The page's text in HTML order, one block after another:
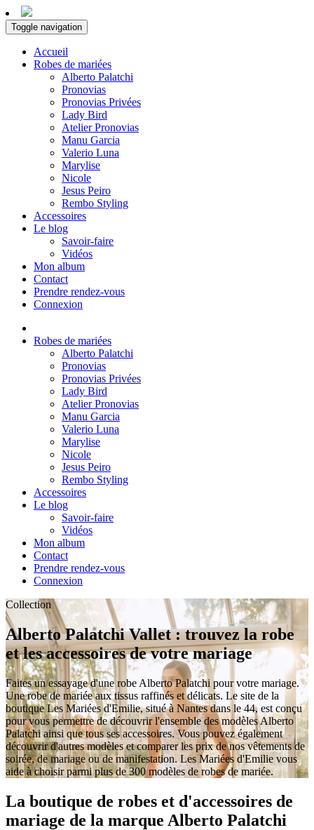
Toggle navigation
Accueil
Robes de mariées
Alberto Palatchi
Pronovias
Pronovias Privées
Lady Bird
Atelier Pronovias
Manu Garcia
Valerio Luna
Marylise
Nicole
Jesus Peiro
Rembo Styling
Accessoires
Le blog
Savoir-faire
Vidéos
Mon album
Contact
Prendre rendez-vous
Connexion
Robes de mariées
Alberto Palatchi
Pronovias
Pronovias Privées
Lady Bird
Atelier Pronovias
Manu Garcia
Valerio Luna
Marylise
Nicole
Jesus Peiro
Rembo Styling
Accessoires
Le blog
Savoir-faire
Vidéos
Mon album
Contact
Prendre rendez-vous
Connexion
Collection
Alberto Palatchi Vallet : trouvez la robe
et les accessoires de votre mariage
Faites un essayage d'une robe Alberto Palatchi pour votre mariage.
Une robe de mariée aux tissus raffinés et délicats. Le site de la
boutique Les Mariées d'Emilie, situé à Nantes dans le 44, est conçu
pour vous permettre de découvrir l'ensemble des modèles Alberto
Palatchi ainsi que tous ses accessoires. Vous pouvez également
découvrir d'autres modèles et comparer les prix de nos vêtements de
soirée, de mariage ou de manifestation. Les Mariées d'Emilie vous
aide à choisir parmi plus de 300 modèles de robes de mariée.
La boutique de robes et d'accessoires de
mariage de la marque Alberto Palatchi